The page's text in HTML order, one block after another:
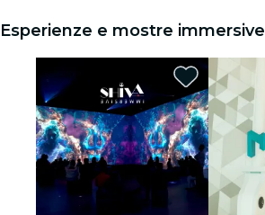
Esperienze e mostre immersive